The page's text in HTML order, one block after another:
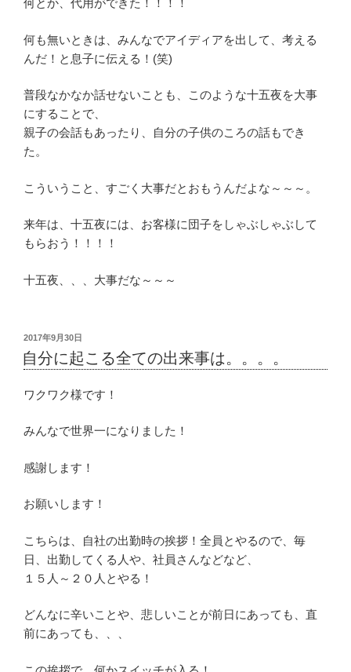
何とか、代用ができた！！！！
何も無いときは、みんなでアイディアを出して、考える
んだ！と息子に伝える！(笑)
普段なかなか話せないことも、このような十五夜を大事
にすることで、
親子の会話もあったり、自分の子供のころの話もでき
た。
こういうこと、すごく大事だとおもうんだよな～～～。
来年は、十五夜には、お客様に団子をしゃぶしゃぶして
もらおう！！！！
十五夜、、、大事だな～～～
投
稿
日:
2017年9月30日
自分に起こる全ての出来事は。。。。
ワクワク様です！
みんなで世界一になりました！
感謝します！
お願いします！
こちらは、自社の出勤時の挨拶！全員とやるので、毎
日、出勤してくる人や、社員さんなどなど、
１５人～２０人とやる！
どんなに辛いことや、悲しいことが前日にあっても、直
前にあっても、、、